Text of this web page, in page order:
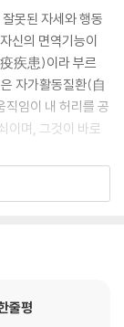
게 아나요?
아!
증
못된 자세와 행동
신의 면역기능이
疾患)이라 부르
자가활동질환(自
임이 내 허리를 공
이며, 그것이 바로
될 것인지’, ‘내 몸
에서 다뤘으며,
고 있다.
줄평